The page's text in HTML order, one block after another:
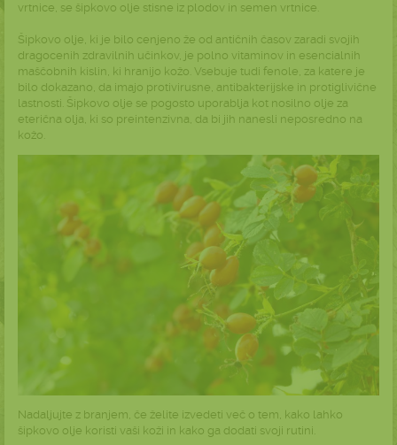
vrtnice, se šipkovo olje stisne iz plodov in semen vrtnice.
Šipkovo olje, ki je bilo cenjeno že od antičnih časov zaradi svojih
dragocenih zdravilnih učinkov, je polno vitaminov in esencialnih
maščobnih kislin, ki hranijo kožo. Vsebuje tudi fenole, za katere je
bilo dokazano, da imajo protivirusne, antibakterijske in protiglivične
lastnosti. Šipkovo olje se pogosto uporablja kot nosilno olje za
eterična olja, ki so preintenzivna, da bi jih nanesli neposredno na
kožo.
Nadaljujte z branjem, če želite izvedeti več o tem, kako lahko
šipkovo olje koristi vaši koži in kako ga dodati svoji rutini.